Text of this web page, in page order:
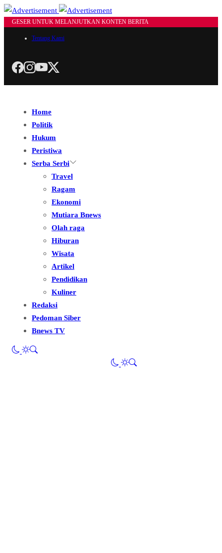
GESER UNTUK MELANJUTKAN KONTEN BERITA
Tentang Kami
Home
Politik
Hukum
Peristiwa
Serba Serbi
Travel
Ragam
Ekonomi
Mutiara Bnews
Olah raga
Hiburan
Wisata
Artikel
Pendidikan
Kuliner
Redaksi
Pedoman Siber
Bnews TV